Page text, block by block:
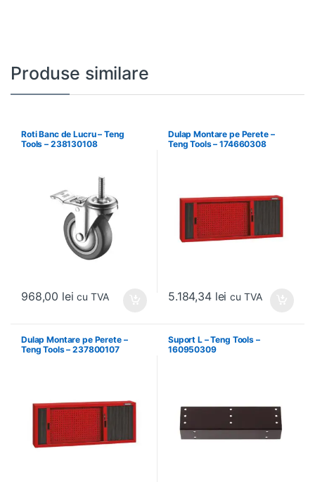
Produse similare
Roti Banc de Lucru – Teng
Tools – 238130108
968,00 lei cu TVA
Dulap Montare pe Perete –
Teng Tools – 174660308
5.184,34 lei cu TVA
Dulap Montare pe Perete –
Teng Tools – 237800107
Suport L – Teng Tools –
160950309